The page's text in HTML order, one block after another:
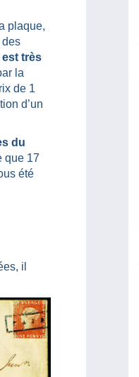
plaque,
des
très
la
de 1
d’un
du
que 17
été
il